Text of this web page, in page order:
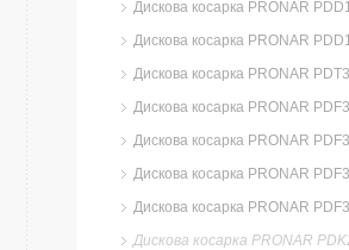
Дискова косарка PRONAR
Дискова косарка PRONAR
Дискова косарка PRONAR
Дискова косарка PRONAR
Дискова косарка PRONAR
Дискова косарка PRONAR
Дискова косарка PRONAR
Дискова косарка PRONAR